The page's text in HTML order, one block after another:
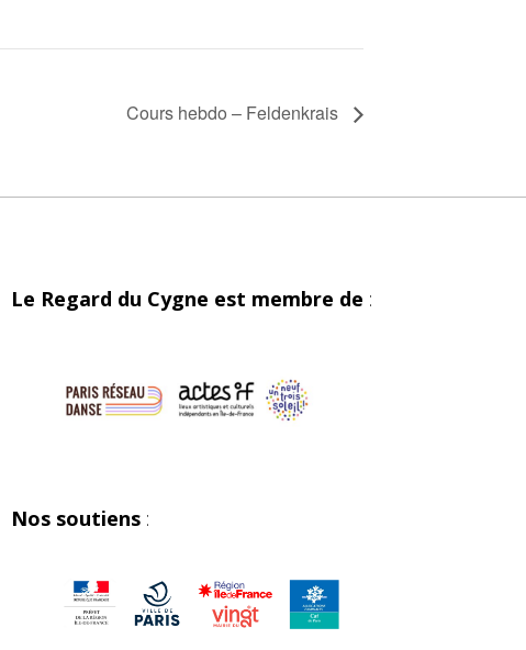
Cours hebdo – Feldenkrais
Le Regard du Cygne est membre de :
Nos soutiens :